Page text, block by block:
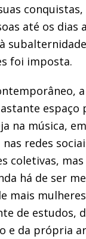
até os dias
foi imposta.
espaço
na música,
redes
coletivas,
há de ser
mais
de estudos,
e da própria